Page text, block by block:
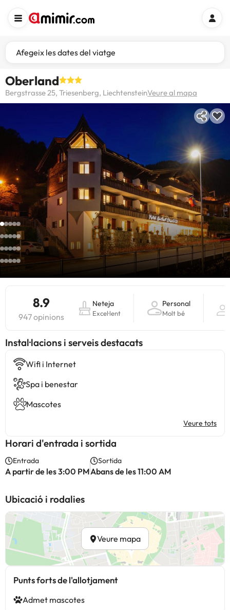
Afegeix les dates del viatge
Oberland
Bergstrasse 25, Triesenberg, LiechtensteinVeure al mapa
8.9
947 opinions
Neteja
Excel·lent
Personal
Molt bé
Instal·lacions i serveis destacats
Wifi i Internet
Spa i benestar
Mascotes
Veure tots
Horari d'entrada i sortida
Entrada
A partir de les 3:00 PM
Sortida
Abans de les 11:00 AM
Ubicació i rodalies
Veure mapa
Punts forts de l'allotjament
Admet mascotes